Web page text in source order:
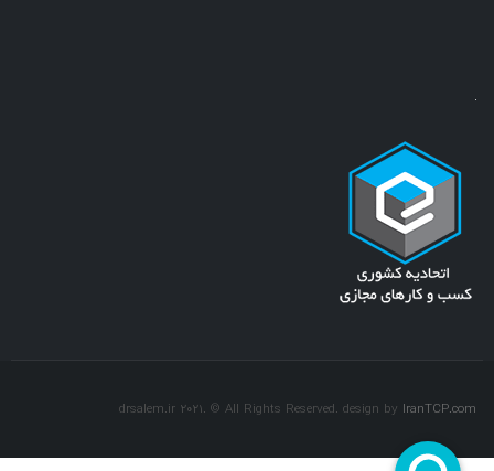
drsalem.ir 2021. © All Rights Reserved. design by IranTCP.com